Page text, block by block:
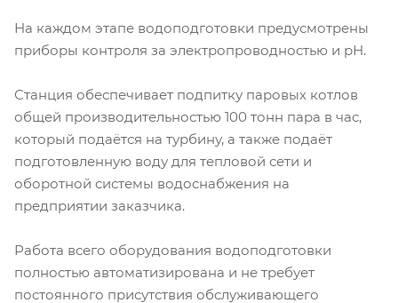
На каждом этапе водоподготовки предусмотрены
приборы контроля за электропроводностью и рН.
Станция обеспечивает подпитку паровых котлов
общей производительностью 100 тонн пара в час,
который подаётся на турбину, а также подаёт
подготовленную воду для тепловой сети и
оборотной системы водоснабжения на
предприятии заказчика.
Работа всего оборудования водоподготовки
полностью автоматизирована и не требует
постоянного присутствия обслуживающего